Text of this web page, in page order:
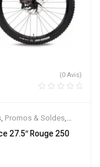
(0 Avis)
, Promos & Soldes,
,VTT
27.5″ Rouge 250